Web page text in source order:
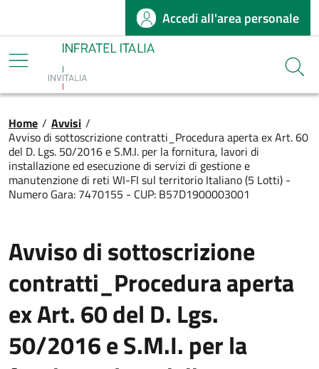
Salta al contenuto principaleAccedi all'area personale
Infratel
Briciole di pane
Home / Avvisi /
Avviso di sottoscrizione contratti_Procedura aperta ex Art. 60
del D. Lgs. 50/2016 e S.M.I. per la fornitura, lavori di
installazione ed esecuzione di servizi di gestione e
manutenzione di reti WI-FI sul territorio Italiano (5 Lotti) -
Numero Gara: 7470155 - CUP: B57D1900003001
Avviso di sottoscrizione
contratti_Procedura aperta
ex Art. 60 del D. Lgs.
50/2016 e S.M.I. per la